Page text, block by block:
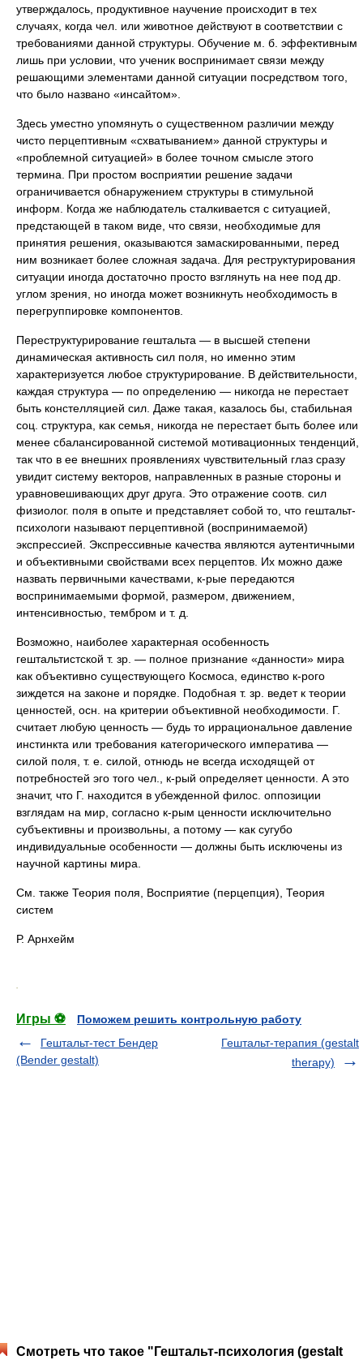
утверждалось, продуктивное научение происходит в тех
случаях, когда чел. или животное действуют в соответствии с
требованиями данной структуры. Обучение м. б. эффективным
лишь при условии, что ученик воспринимает связи между
решающими элементами данной ситуации посредством того,
что было названо «инсайтом».
Здесь уместно упомянуть о существенном различии между
чисто перцептивным «схватыванием» данной структуры и
«проблемной ситуацией» в более точном смысле этого
термина. При простом восприятии решение задачи
ограничивается обнаружением структуры в стимульной
информ. Когда же наблюдатель сталкивается с ситуацией,
предстающей в таком виде, что связи, необходимые для
принятия решения, оказываются замаскированными, перед
ним возникает более сложная задача. Для реструктурирования
ситуации иногда достаточно просто взглянуть на нее под др.
углом зрения, но иногда может возникнуть необходимость в
перегруппировке компонентов.
Переструктурирование гештальта — в высшей степени
динамическая активность сил поля, но именно этим
характеризуется любое структурирование. В действительности,
каждая структура — по определению — никогда не перестает
быть констелляцией сил. Даже такая, казалось бы, стабильная
соц. структура, как семья, никогда не перестает быть более или
менее сбалансированной системой мотивационных тенденций,
так что в ее внешних проявлениях чувствительный глаз сразу
увидит систему векторов, направленных в разные стороны и
уравновешивающих друг друга. Это отражение соотв. сил
физиолог. поля в опыте и представляет собой то, что гештальт-
психологи называют перцептивной (воспринимаемой)
экспрессией. Экспрессивные качества являются аутентичными
и объективными свойствами всех перцептов. Их можно даже
назвать первичными качествами, к-рые передаются
воспринимаемыми формой, размером, движением,
интенсивностью, тембром и т. д.
Возможно, наиболее характерная особенность
гештальтистской т. зр. — полное признание «данности» мира
как объективно существующего Космоса, единство к-рого
зиждется на законе и порядке. Подобная т. зр. ведет к теории
ценностей, осн. на критерии объективной необходимости. Г.
считает любую ценность — будь то иррациональное давление
инстинкта или требования категорического императива —
силой поля, т. е. силой, отнюдь не всегда исходящей от
потребностей эго того чел., к-рый определяет ценности. А это
значит, что Г. находится в убежденной филос. оппозиции
взглядам на мир, согласно к-рым ценности исключительно
субъективны и произвольны, а потому — как сугубо
индивидуальные особенности — должны быть исключены из
научной картины мира.
См. также Теория поля, Восприятие (перцепция), Теория
систем
Р. Арнхейм
Игры ⚽
Поможем решить контрольную работу
Гештальт-тест Бендер
(Bender gestalt)
Гештальт-терапия (gestalt
therapy)
Смотреть что такое "Гештальт-психология (gestalt